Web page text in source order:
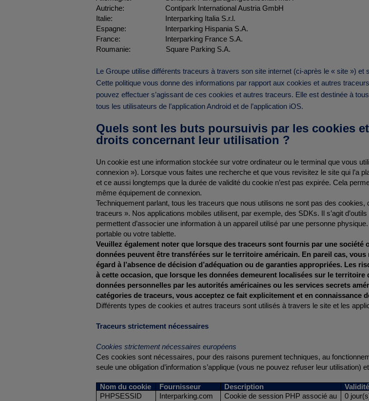
Autriche: Contipark International Austria GmbH
Italie: Interparking Italia S.r.l.
Espagne: Interparking Hispania S.A.
France: Interparking France S.A.
Roumanie: Square Parking S.A.
Le Groupe utilise différents traceurs à travers son site internet (ci-après le « site »)
Cette politique vous donne des informations par rapport aux cookies et autres
pouvez effectuer s’agissant de ces cookies et autres traceurs. Elle est destinée à
tous les utilisateurs de l’application Android et de l’application iOS.
Quels sont les buts poursuivis par les cookies
droits concernant leur utilisation ?
Un cookie est une information stockée sur votre ordinateur ou le terminal que vous
connexion »). Lorsque vous faites une recherche et que vous revisitez le site qui l’a
et ce aussi longtemps que la durée de validité du cookie n’est pas expirée. Cela
même équipement de connexion.
Techniquement parlant, tous les traceurs que nous utilisons ne sont pas des
traceurs ». Nos applications mobiles utilisent, par exemple, des SDKs. Il s’agit
permettent d’associer une information à un appareil utilisé par une personne
portable ou votre tablette.
Veuillez également noter que lorsque des traceurs sont fournis par une société
données peuvent être transférées sur le territoire américain. En pareil cas,
égard à l’absence de décision d’adéquation ou de garanties appropriées. Les
à cette occasion, que lorsque les données demeurent localisées sur le
données personnelles par les autorités américaines ou les services secrets
catégories de traceurs, vous acceptez ce fait explicitement et en connaissance
Différents types de cookies et autres traceurs sont utilisés à travers le site et les
Traceurs strictement nécessaires
Cookies strictement nécessaires européens
Ces cookies sont nécessaires, pour des raisons purement techniques, au
seule une obligation d’information s’applique (vous ne pouvez refuser leur
Nom du cookie Fournisseur Description
Validité
PHPSESSID
Interparking.com
Cookie de session PHP associé au
0